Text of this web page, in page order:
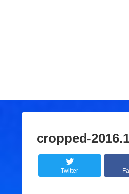
cropped-
Twitter